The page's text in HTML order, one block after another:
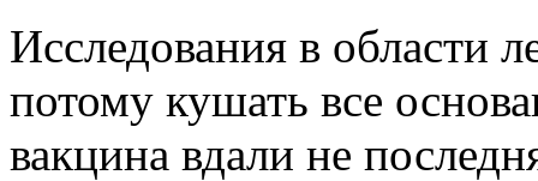
Исследования в области
потому кушать все
вакцина вдали не